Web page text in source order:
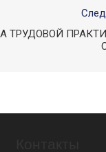
ТРУДОВОЙ